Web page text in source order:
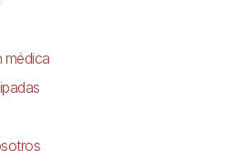
médica